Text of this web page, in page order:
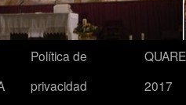
Política de
privacidad
2017